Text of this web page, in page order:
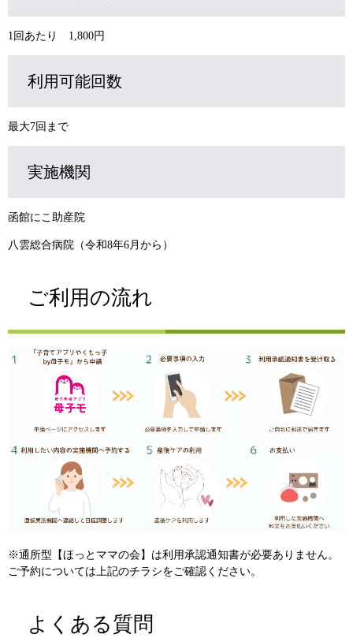
1回あたり 1,800円
利用可能回数
最大7回まで
実施機関
函館にこ助産院
八雲総合病院（令和8年6月から）
ご利用の流れ
※通所型【ほっとママの会】は利用承認通知書が必要ありません。
ご予約については上記のチラシをご確認ください。
よくある質問